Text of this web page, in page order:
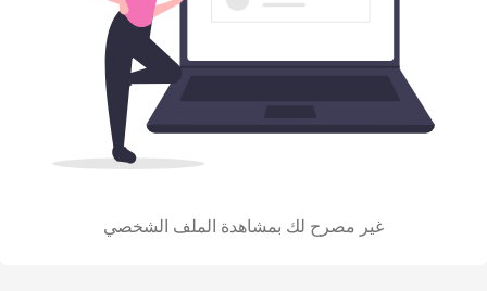
غير مصرح لك بمشاهدة الملف الشخصي